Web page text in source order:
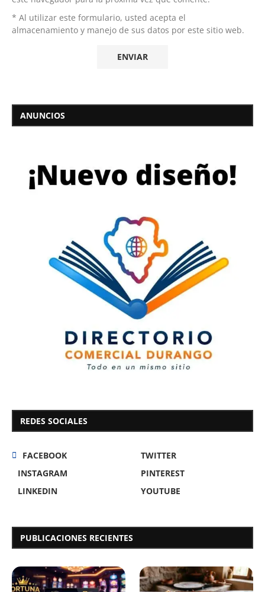
* Al utilizar este formulario, usted acepta el
almacenamiento y manejo de sus datos por este sitio web.
ANUNCIOS
REDES SOCIALES
FACEBOOK
TWITTER
INSTAGRAM
PINTEREST
LINKEDIN
YOUTUBE
PUBLICACIONES RECIENTES